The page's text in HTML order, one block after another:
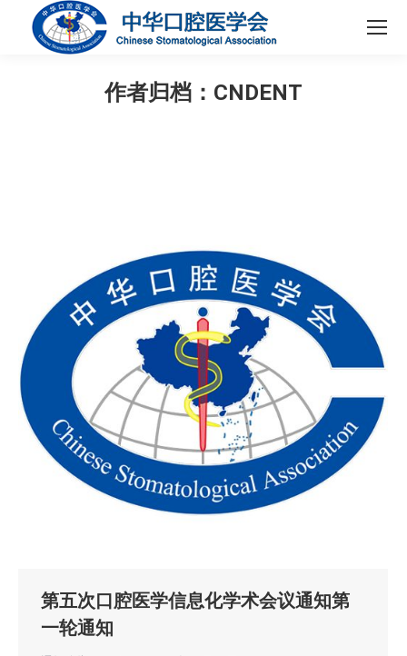
作者归档： CNDENT
第五次口腔医学信息化学术会议通知第
一轮通知